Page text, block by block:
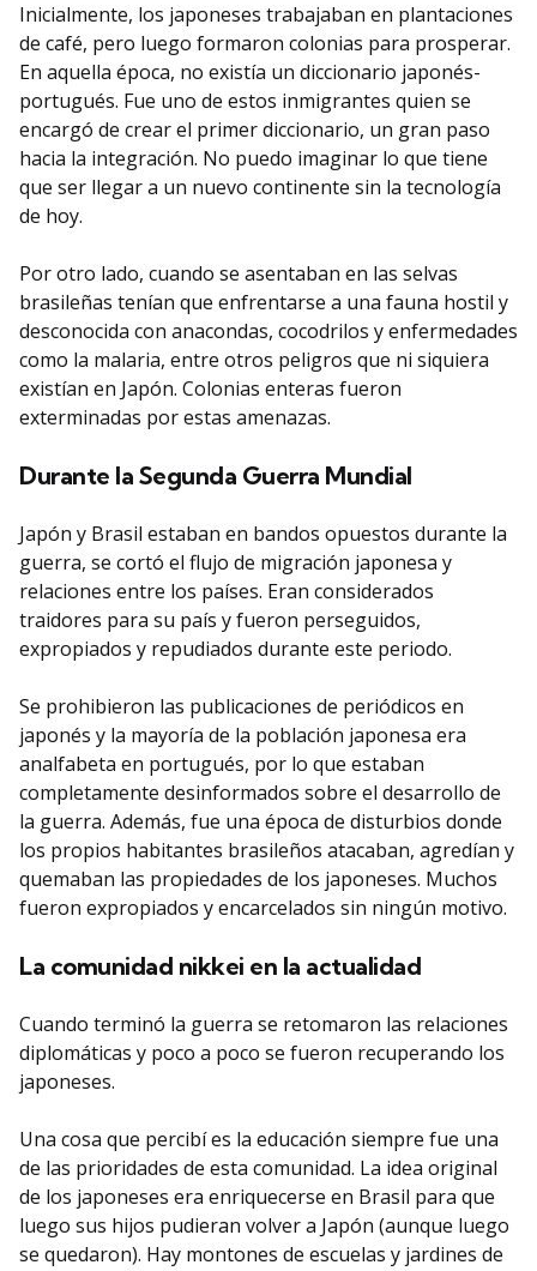
Inicialmente, los japoneses trabajaban en plantaciones
de café, pero luego formaron colonias para prosperar.
En aquella época, no existía un diccionario japonés-
portugués. Fue uno de estos inmigrantes quien se
encargó de crear el primer diccionario, un gran paso
hacia la integración. No puedo imaginar lo que tiene
que ser llegar a un nuevo continente sin la tecnología
de hoy.
Por otro lado, cuando se asentaban en las selvas
brasileñas tenían que enfrentarse a una fauna hostil y
desconocida con anacondas, cocodrilos y enfermedades
como la malaria, entre otros peligros que ni siquiera
existían en Japón. Colonias enteras fueron
exterminadas por estas amenazas.
Durante la Segunda Guerra Mundial
Japón y Brasil estaban en bandos opuestos durante la
guerra, se cortó el flujo de migración japonesa y
relaciones entre los países. Eran considerados
traidores para su país y fueron perseguidos,
expropiados y repudiados durante este periodo.
Se prohibieron las publicaciones de periódicos en
japonés y la mayoría de la población japonesa era
analfabeta en portugués, por lo que estaban
completamente desinformados sobre el desarrollo de
la guerra. Además, fue una época de disturbios donde
los propios habitantes brasileños atacaban, agredían y
quemaban las propiedades de los japoneses. Muchos
fueron expropiados y encarcelados sin ningún motivo.
La comunidad nikkei en la actualidad
Cuando terminó la guerra se retomaron las relaciones
diplomáticas y poco a poco se fueron recuperando los
japoneses.
Una cosa que percibí es la educación siempre fue una
de las prioridades de esta comunidad. La idea original
de los japoneses era enriquecerse en Brasil para que
luego sus hijos pudieran volver a Japón (aunque luego
se quedaron). Hay montones de escuelas y jardines de